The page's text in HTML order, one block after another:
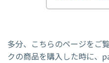
多分、こちらのページをご
クの商品を購入した時に、